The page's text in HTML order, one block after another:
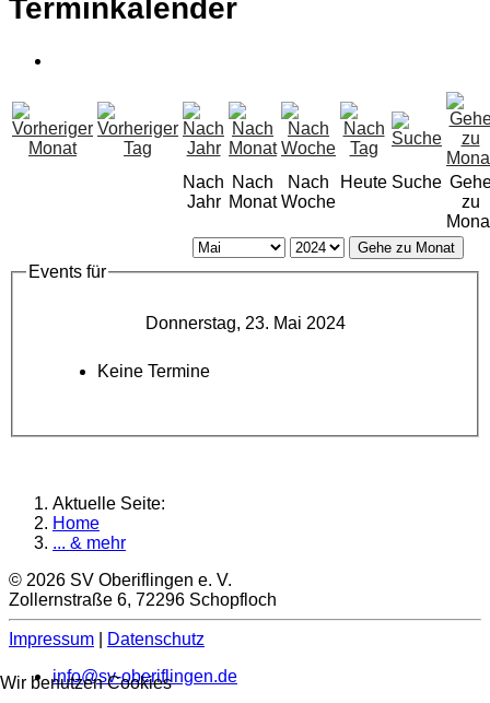
Terminkalender
Nach
Jahr
Nach
Monat
Nach
Woche
Heute Suche
zu
Gehe zu Monat
Events für
Donnerstag, 23. Mai 2024
Keine Termine
Aktuelle Seite:
Home
... & mehr
© 2026 SV Oberiflingen e. V.
Zollernstraße 6, 72296 Schopfloch
Impressum
Datenschutz
info@sv-oberiflingen.de
Wir benutzen Cookies